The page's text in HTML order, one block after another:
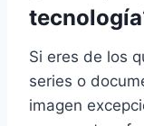
Si eres de los
series o
imagen